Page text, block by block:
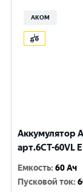
АКОМ
Аккумулятор
арт.6CТ-60VL
Емкость:60 Ач
Пусковой ток: